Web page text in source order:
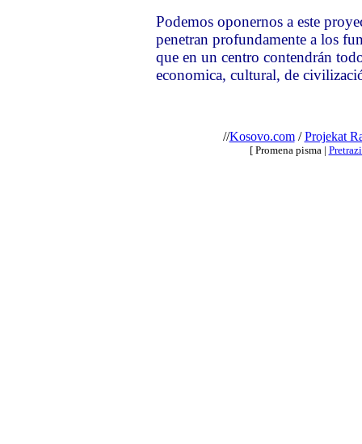
Podemos oponernos a este
penetran profundamente a los
que en un centro contendrán
economica, cultural, de
//Kosovo.com/Projekat
[ Promena pisma |